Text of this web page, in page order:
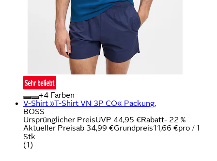
+
Farben
V-Shirt »T-Shirt VN 3P CO« Packung,
BOSS
Ursprünglicher PreisUVP 44,95 €Rabatt- 22 %
Aktueller Preisab 34,99 €Grundpreis11,66 €pro / 1
Stk
(1)